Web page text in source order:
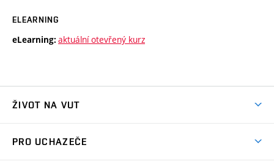
ELEARNING
eLearning: aktuální otevřený kurz
ŽIVOT NA VUT
PRO UCHAZEČE